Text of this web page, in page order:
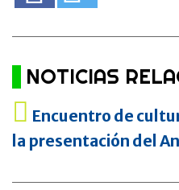
NOTICIAS
Encuentro de
la presentación del